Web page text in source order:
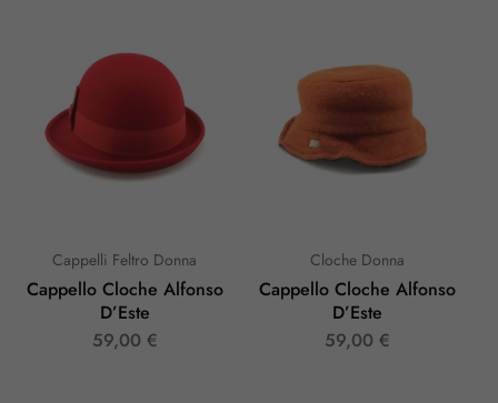
Cappelli Feltro Donna
Cappello Cloche Alfonso
D’Este
59,00 €
Cloche Donna
Cappello Cloche Alfonso
D’Este
59,00 €